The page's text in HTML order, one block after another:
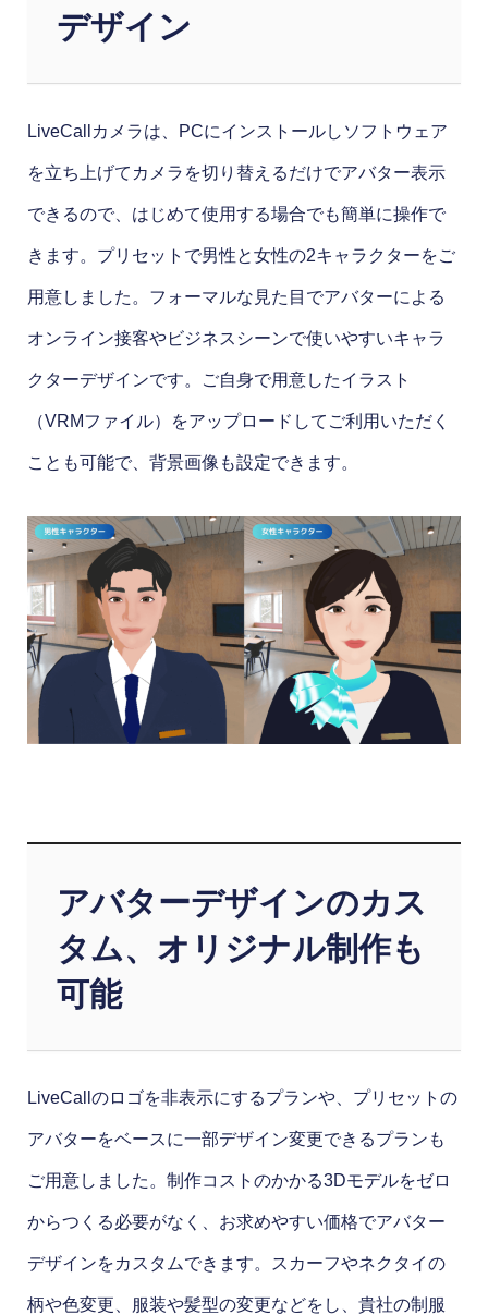
デザイン
LiveCallカメラは、PCにインストールしソフトウェア
を立ち上げてカメラを切り替えるだけでアバター表示
できるので、はじめて使用する場合でも簡単に操作で
きます。プリセットで男性と女性の2キャラクターをご
用意しました。フォーマルな見た目でアバターによる
オンライン接客やビジネスシーンで使いやすいキャラ
クターデザインです。ご自身で用意したイラスト
（VRMファイル）をアップロードしてご利用いただく
ことも可能で、背景画像も設定できます。
アバターデザインのカス
タム、オリジナル制作も
可能
LiveCallのロゴを非表示にするプランや、プリセットの
アバターをベースに一部デザイン変更できるプランも
ご用意しました。制作コストのかかる3Dモデルをゼロ
からつくる必要がなく、お求めやすい価格でアバター
デザインをカスタムできます。スカーフやネクタイの
柄や色変更、服装や髪型の変更などをし、貴社の制服